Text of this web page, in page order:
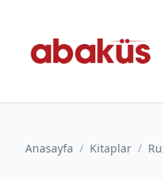
Anasayfa / Kitaplar /